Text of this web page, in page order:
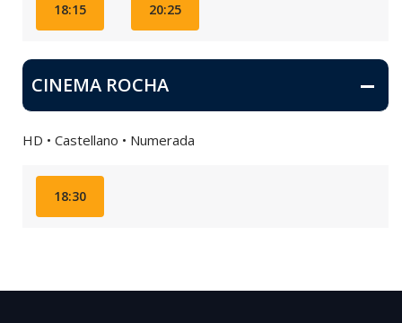
18:15 20:25
CINEMA ROCHA
HD • Castellano • Numerada
18:30